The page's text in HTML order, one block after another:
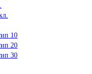
10
20
30